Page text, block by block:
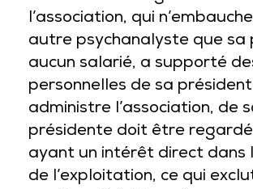
l’association, qui
autre psychanalyste que sa
aucun salarié, a supporté
personnelles de sa
administre l’association, de
présidente doit être
ayant un intérêt direct dans
de l’exploitation, ce qui